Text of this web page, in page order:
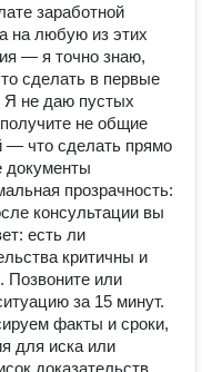
заработной
на любую из этих
— я точно знаю,
сделать в первые
Я не даю пустых
не общие
— что сделать прямо
документы
прозрачность:
консультации вы
есть ли
критичны и
Позвоните или
за 15 минут.
факты и сроки,
для иска или
доказательств,